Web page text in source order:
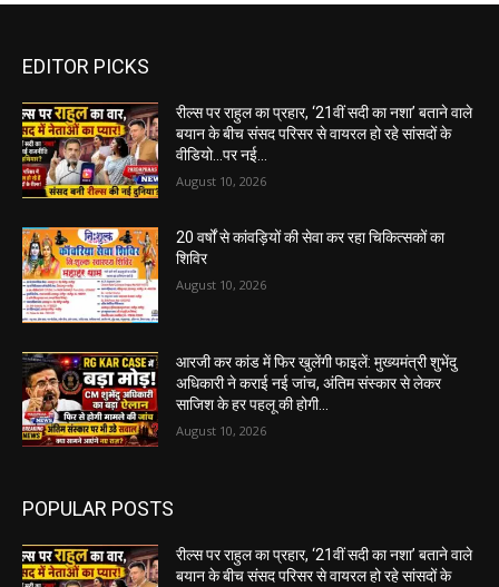
EDITOR PICKS
रील्स पर राहुल का प्रहार, ‘21वीं सदी का नशा’ बताने वाले
बयान के बीच संसद परिसर से वायरल हो रहे सांसदों के
वीडियो…पर नई...
August 10, 2026
20 वर्षों से कांवड़ियों की सेवा कर रहा चिकित्सकों का
शिविर
August 10, 2026
आरजी कर कांड में फिर खुलेंगी फाइलें: मुख्यमंत्री शुभेंदु
अधिकारी ने कराई नई जांच, अंतिम संस्कार से लेकर
साजिश के हर पहलू की होगी...
August 10, 2026
POPULAR POSTS
रील्स पर राहुल का प्रहार, ‘21वीं सदी का नशा’ बताने वाले
बयान के बीच संसद परिसर से वायरल हो रहे सांसदों के